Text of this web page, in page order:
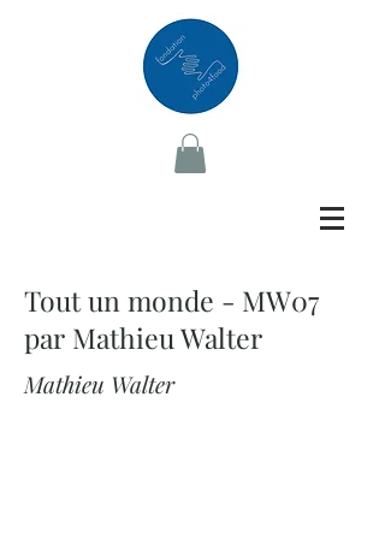
Tout un monde - MW07
par Mathieu Walter
Mathieu Walter